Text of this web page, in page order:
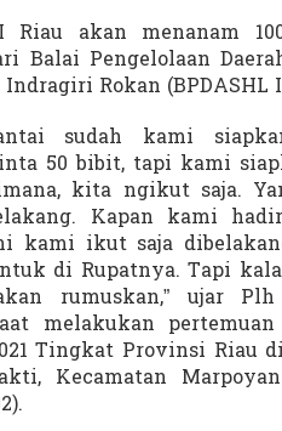
C
e
m
r
a
P
a
n
t
a
i
d
i
P
u
l
a
Riau akan menanam
Balai Pengelolaan
Rokan (BPDASHL
sudah kami
50 bibit, tapi kami
kita ngikut saja.
Kapan kami
kami ikut saja
di Rupatnya. Tapi
rumuskan,” ujar Plh
melakukan pertemuan
Tingkat Provinsi Riau
Kecamatan